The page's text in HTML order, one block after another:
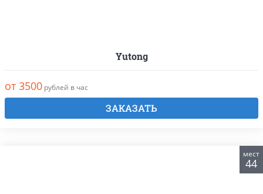
Yutong
от 3500 рублей в час
ЗАКАЗАТЬ
мест
44